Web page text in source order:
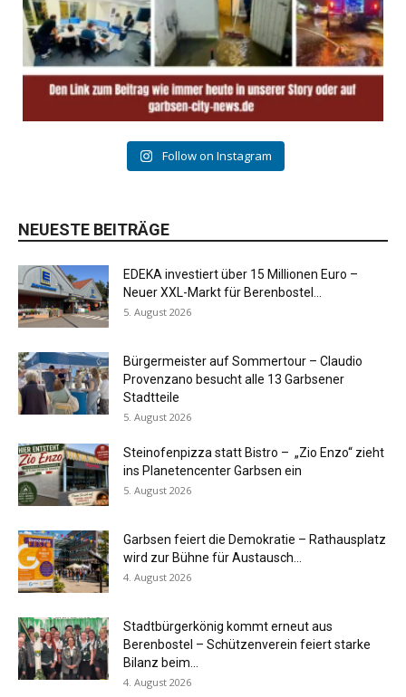
Follow on Instagram
NEUESTE BEITRÄGE
EDEKA investiert über 15 Millionen Euro –
Neuer XXL-Markt für Berenbostel...
5. August 2026
Bürgermeister auf Sommertour – Claudio
Provenzano besucht alle 13 Garbsener
Stadtteile
5. August 2026
Steinofenpizza statt Bistro – „Zio Enzo“ zieht
ins Planetencenter Garbsen ein
5. August 2026
Garbsen feiert die Demokratie – Rathausplatz
wird zur Bühne für Austausch...
4. August 2026
Stadtbürgerkönig kommt erneut aus
Berenbostel – Schützenverein feiert starke
Bilanz beim...
4. August 2026